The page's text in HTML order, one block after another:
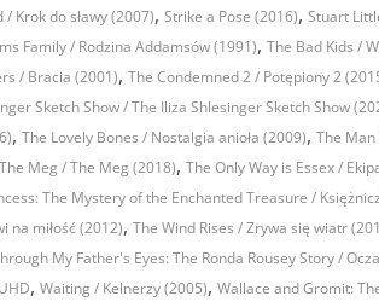
Krok do sławy (2007), Strike a Pose (2016), Stuart
Family / Rodzina Addamsów (1991), The Bad Kids /
/ Bracia (2001), The Condemned 2 / Potępiony 2
Sketch Show / The Iliza Shlesinger Sketch Show
, The Lovely Bones / Nostalgia anioła (2009), The Man
The Meg / The Meg (2018), The Only Way is Essex /
The Mystery of the Enchanted Treasure /
na miłość (2012), The Wind Rises / Zrywa się wiatr
My Father's Eyes: The Ronda Rousey Story /
UHD, Waiting / Kelnerzy (2005), Wallace and Gromit: